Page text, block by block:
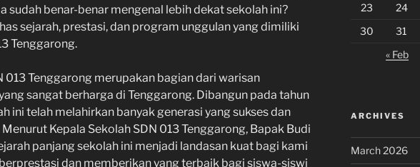
sudah benar-benar mengenal lebih dekat sekolah ini?
sejarah, prestasi, dan program unggulan yang dimiliki
Tenggarong.
013 Tenggarong merupakan bagian dari warisan
sangat berharga di Tenggarong. Dibangun pada tahun
ini telah melahirkan banyak generasi yang sukses dan
Kepala Sekolah SDN 013 Tenggarong, Bapak Budi
panjang sekolah ini menjadi landasan kuat bagi kami
dan memberikan yang terbaik bagi siswa-siswi
23
24
30
31
« Feb
ARCHIVES
March 2026